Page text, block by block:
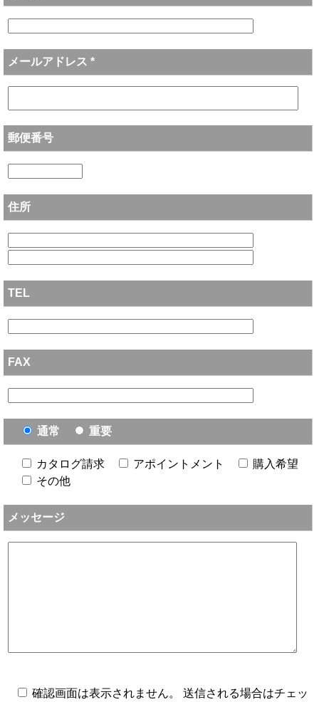
メールアドレス *
郵便番号
住所
TEL
FAX
通常 重要
カタログ請求 アポイントメント
購入希望
その他
メッセージ
確認画面は表示されません。 送信される場合はチェッ